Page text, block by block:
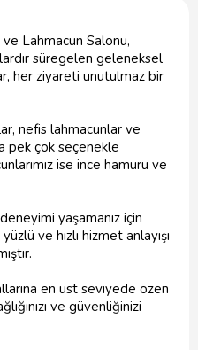
Lahmacun Salonu,
süregelen geleneksel
her ziyareti unutulmaz bir
nefis lahmacunlar ve
pek çok seçenekle
ise ince hamuru ve
yaşamanız için
ve hızlı hizmet anlayışı
en üst seviyede özen
ve güvenliğinizi